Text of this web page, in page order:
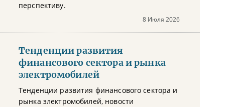
перспективу.
8 Июля 2026
Тенденции развития
финансового сектора и рынка
электромобилей
Тенденции развития финансового сектора и
рынка электромобилей, новости